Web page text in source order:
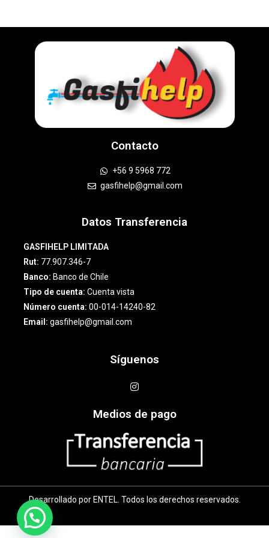
Contacto
+56 9 5968 772
gasfihelp@gmail.com
Datos Transferencia
GASFIHELP LIMITADA
Rut: 77.907.346-7
Banco: Banco de Chile
Tipo de cuenta: Cuenta vista
Número cuenta: 00-014-14240-82
Email: gasfihelp@gmail.com
Síguenos
Medios de pago
Desarrollado por ENTEL. Todos los derechos reservados.